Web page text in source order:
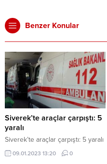
Benzer Konular
Siverek’te araçlar çarpıştı: 5
yaralı
Siverek’te araçlar çarpıştı: 5 yaralı
09.01.2023 13:20 0